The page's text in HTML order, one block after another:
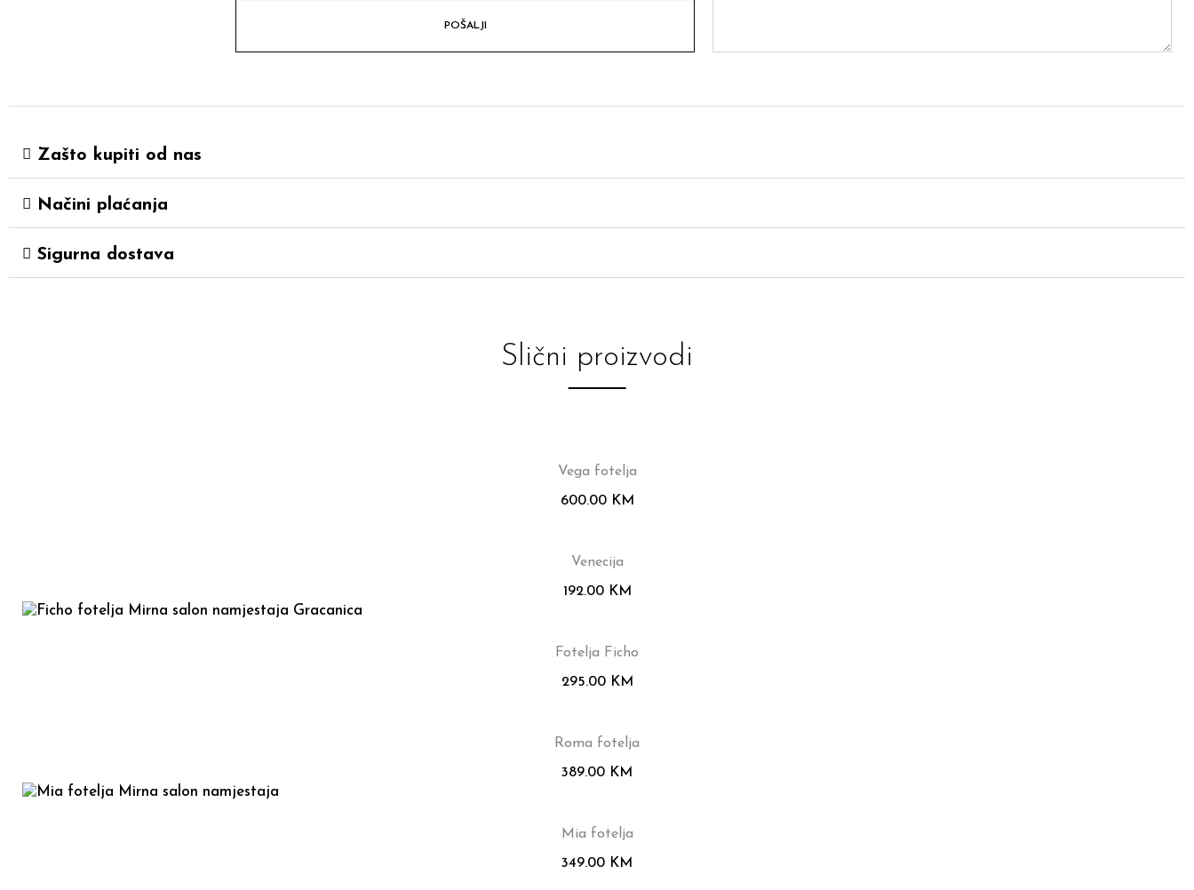
Zašto kupiti od nas
Načini plaćanja
Sigurna dostava
Slični proizvodi
Vega fotelja
600.00 KM
Venecija
192.00 KM
Fotelja Ficho
295.00 KM
Roma fotelja
389.00 KM
Mia fotelja
349.00 KM